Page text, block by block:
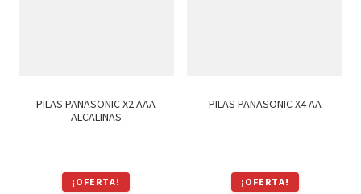
PILAS PANASONIC X2 AAA
ALCALINAS
¡OFERTA!
PILAS PANASONIC X4 AA
¡OFERTA!